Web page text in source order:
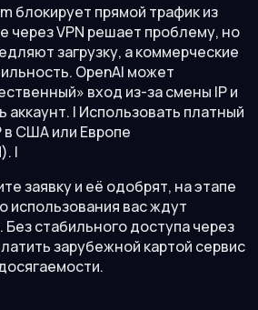
блокирует прямой трафик из
через VPN решает проблему, но
загрузку, а коммерческие
OpenAI может
вход из-за смены IP и
аккаунт. | Использовать платный
в США или Европе
|
заявку и её одобрят, на этапе
использования вас ждут
стабильного доступа через
зарубежной картой сервис